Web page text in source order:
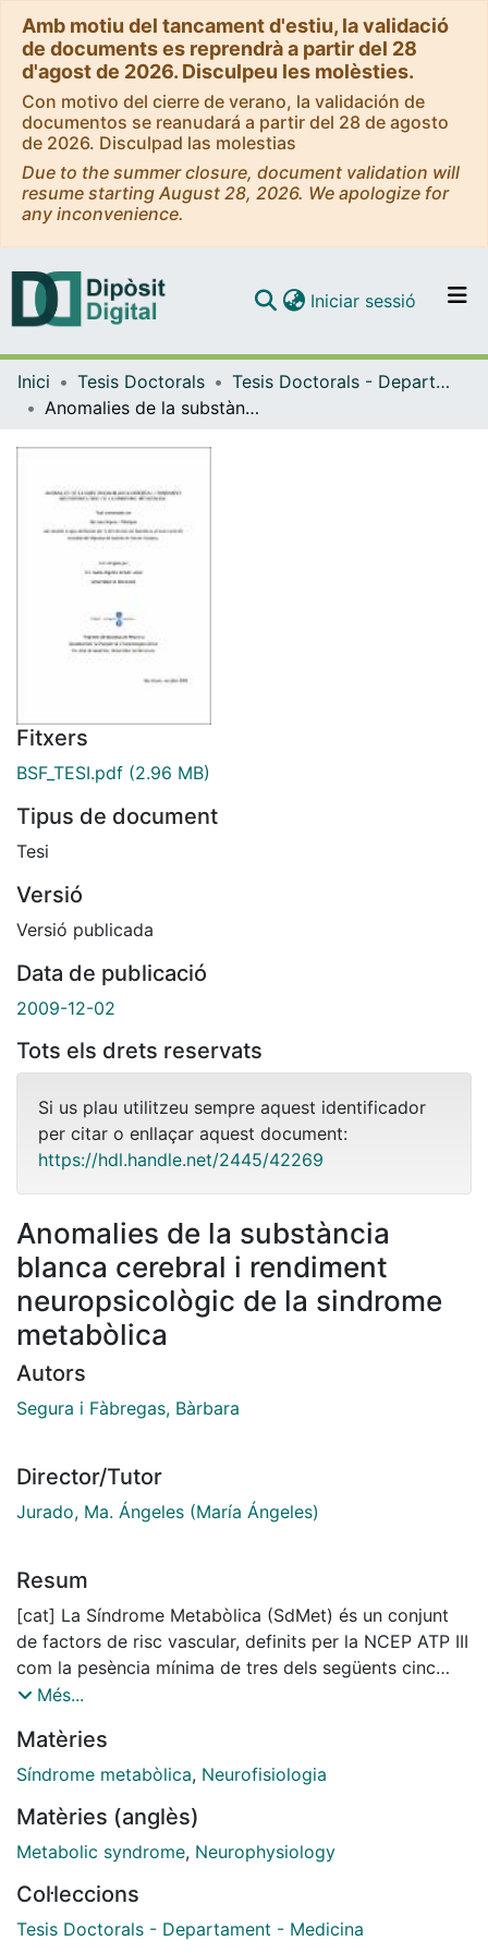
Amb motiu del tancament d'estiu, la validació
de documents es reprendrà a partir del 28
d'agost de 2026. Disculpeu les molèsties.
Con motivo del cierre de verano, la validación de
documentos se reanudará a partir del 28 de agosto
de 2026. Disculpad las molestias
Due to the summer closure, document validation will
resume starting August 28, 2026. We apologize for
any inconvenience.
Navega per tot el DD
Iniciar sessió (current)
Inici Tesis Doctorals
Tesis Doctorals - Departament - Medicina
Anomalies de la substància blanca cerebral i rendiment neuropsicològic de la sindrome metabòlica
Fitxers
BSF_TESI.pdf (2.96 MB)
Tipus de document
Tesi
Versió
Versió publicada
Data de publicació
2009-12-02
Tots els drets reservats
Si us plau utilitzeu sempre aquest identificador
per citar o enllaçar aquest document:
https://hdl.handle.net/2445/42269
Anomalies de la substància
blanca cerebral i rendiment
neuropsicològic de la sindrome
metabòlica
Autors
Segura i Fàbregas, Bàrbara
Director/Tutor
Jurado, Ma. Ángeles (María Ángeles)
Resum
[cat] La Síndrome Metabòlica (SdMet) és un conjunt
de factors de risc vascular, definits per la NCEP ATP III
com la pesència mínima de tres dels següents cinc
factors de risc vascular: obesitat, hipertensió, baix
resistència a la insulina. Actualment la prevalència
mundial de la SdMet és elevada arribant a xifres entre
incrementen al sector de població amb edat més
avançada.Durant l'envelliment es produeixen canvis al
cognitives i neuroestructurals. La demència vascular
és la segona causa de demència a l'envelliment, i
Més...
Matèries
Síndrome metabòlica, Neurofisiologia
Matèries (anglès)
Metabolic syndrome, Neurophysiology
Col·leccions
Tesis Doctorals - Departament - Medicina